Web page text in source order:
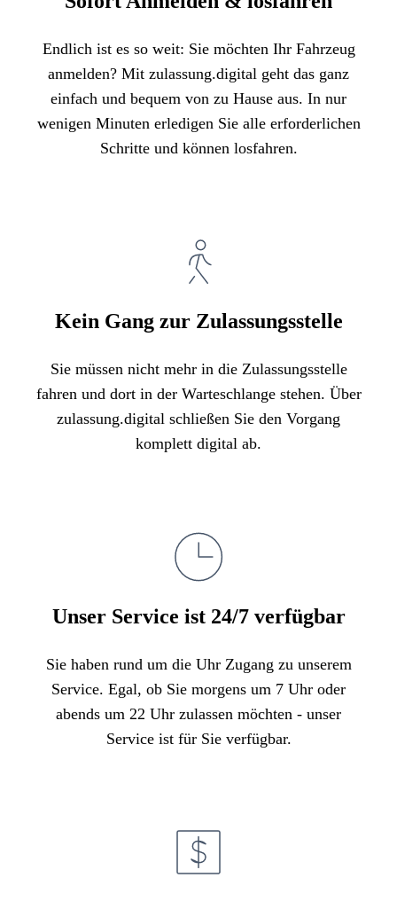
Endlich ist es so weit: Sie möchten Ihr Fahrzeug
anmelden? Mit zulassung.digital geht das ganz
einfach und bequem von zu Hause aus. In nur
wenigen Minuten erledigen Sie alle erforderlichen
Schritte und können losfahren.
Kein Gang zur Zulassungsstelle
Sie müssen nicht mehr in die Zulassungsstelle
fahren und dort in der Warteschlange stehen. Über
zulassung.digital schließen Sie den Vorgang
komplett digital ab.
Unser Service ist 24/7 verfügbar
Sie haben rund um die Uhr Zugang zu unserem
Service. Egal, ob Sie morgens um 7 Uhr oder
abends um 22 Uhr zulassen möchten - unser
Service ist für Sie verfügbar.